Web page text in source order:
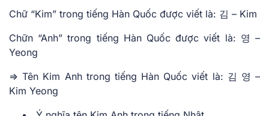
Chữ “Kim” trong tiếng Hàn Quốc được viết là: 김 – Kim
Chữn “Anh” trong tiếng Hàn Quốc được viết là: 영 –
Yeong
=> Tên Kim Anh trong tiếng Hàn Quốc viết là: 김 영 –
Kim Yeong